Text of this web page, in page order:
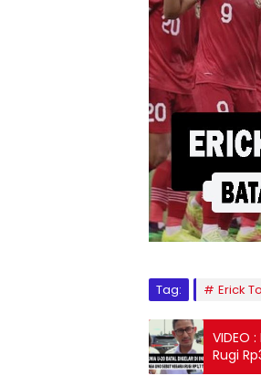
Tag: Erick
VIDEO
Rugi